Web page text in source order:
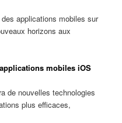
applications mobiles sur
horizons aux
mobiles iOS
de nouvelles technologies
plus efficaces,